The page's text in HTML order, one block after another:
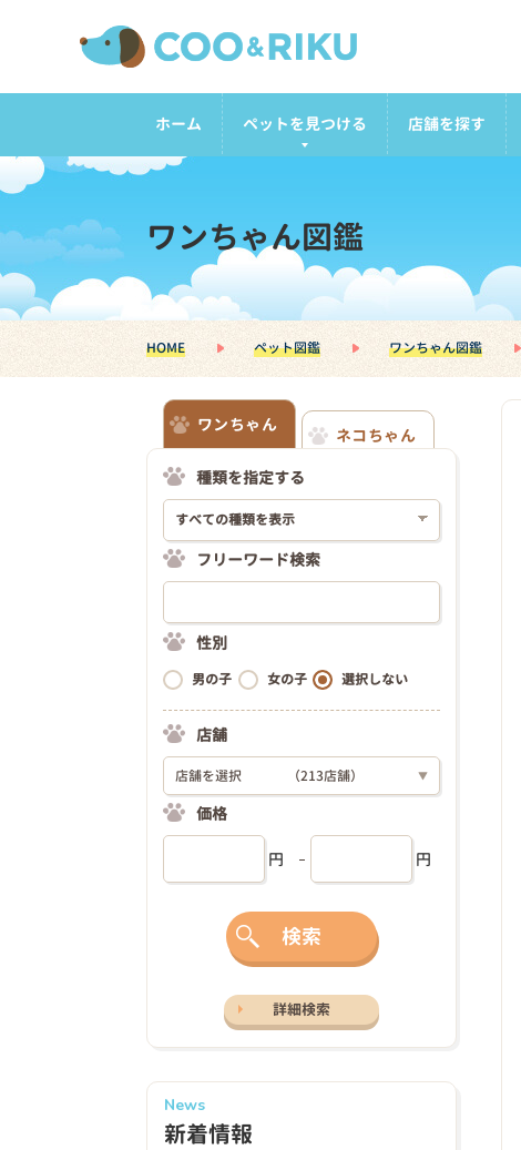
ホーム ペットを見つける 店舗を探す
ワンちゃん図鑑
HOME ペット図鑑 ワンちゃん図鑑
ワンちゃん
ネコちゃん
種類を指定する
フリーワード検索
性別
男の子 女の子 選択しない
店舗
店舗を選択 （213店舗） ▼
価格
円 円
検索
詳細検索
News
新着情報